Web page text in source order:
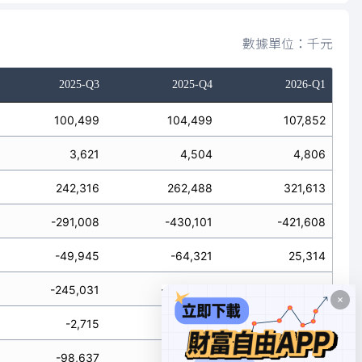
數據單位：千元
2025-Q3 2025-Q4 2026-Q1
100,499 104,499 107,852
3,621 4,504 4,806
242,316 262,488 321,613
-291,008 -430,101 -421,608
-49,945 -64,321 25,314
-245,031 -440,980
-2,715 -178,492 -143,601
-98,637 -231,934 -74,681